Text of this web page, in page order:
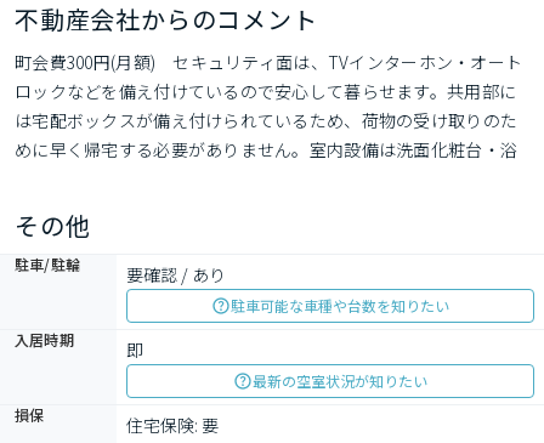
不動産会社からのコメント
町会費300円(月額)　セキュリティ面は、TVインターホン・オート
ロックなどを備え付けているので安心して暮らせます。共用部に
は宅配ボックスが備え付けられているため、荷物の受け取りのた
めに早く帰宅する必要がありません。室内設備は洗面化粧台・浴
約の手間がかからず仕事や家事で忙しい方にもおすすめ
その他
駐車/駐輪 要確認 / あり
駐車可能な車種や台数を知りたい
入居時期
即
最新の空室状況が知りたい
損保
住宅保険: 要